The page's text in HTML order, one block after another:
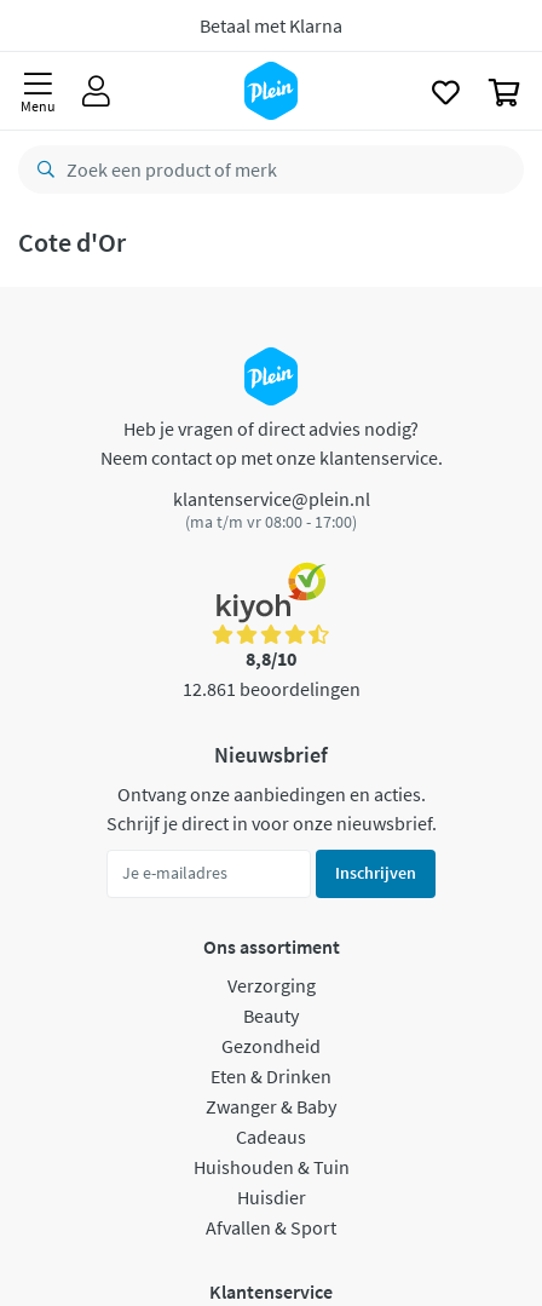
Betaal met Klarna
Menu
Cote d'Or
Heb je vragen of direct advies nodig?
Neem contact op met onze klantenservice.
klantenservice@plein.nl
(ma t/m vr 08:00 - 17:00)
8,8/10
12.861 beoordelingen
Nieuwsbrief
Ontvang onze aanbiedingen en acties.
Schrijf je direct in voor onze nieuwsbrief.
Inschrijven
Ons assortiment
Verzorging
Beauty
Gezondheid
Eten & Drinken
Zwanger & Baby
Cadeaus
Huishouden & Tuin
Huisdier
Afvallen & Sport
Klantenservice